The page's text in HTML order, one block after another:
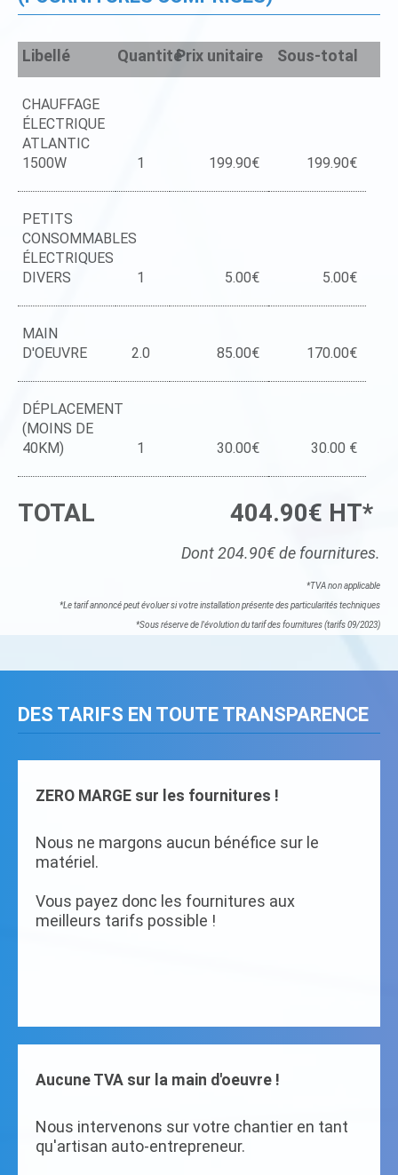
Libellé QuantitéPrix unitaire Sous-total
CHAUFFAGE
ÉLECTRIQUE
ATLANTIC
1500W
1 199.90€ 199.90€
PETITS
CONSOMMABLES
ÉLECTRIQUES
DIVERS
1 5.00€ 5.00€
MAIN
D'OEUVRE
2.0 85.00€ 170.00€
DÉPLACEMENT
(MOINS DE
40KM)
1 30.00€ 30.00 €
TOTAL 404.90€ HT*
Dont 204.90€ de fournitures.
*TVA non applicable
*Le tarif annoncé peut évoluer si votre installation présente des particularités techniques
*Sous réserve de l'évolution du tarif des fournitures (tarifs 09/2023)
DES TARIFS EN TOUTE TRANSPARENCE
ZERO MARGE sur les fournitures !
Nous ne margons aucun bénéfice sur le
matériel.
Vous payez donc les fournitures aux
meilleurs tarifs possible !
Aucune TVA sur la main d'oeuvre !
Nous intervenons sur votre chantier en tant
qu'artisan auto-entrepreneur.